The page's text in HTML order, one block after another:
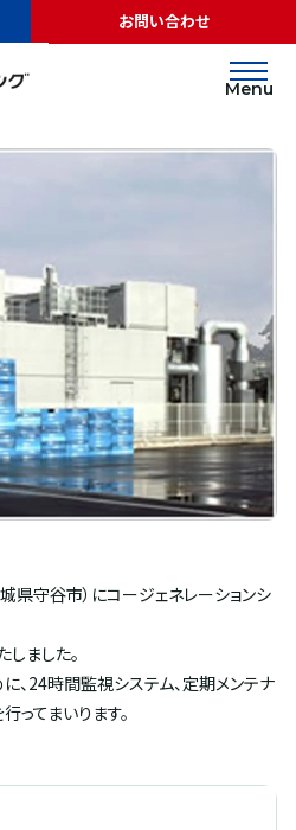
お問い合わせ
Menu
県守谷市）にコージェネレーションシ
ました。
、24時間監視システム、定期メンテナ
ってまいります。